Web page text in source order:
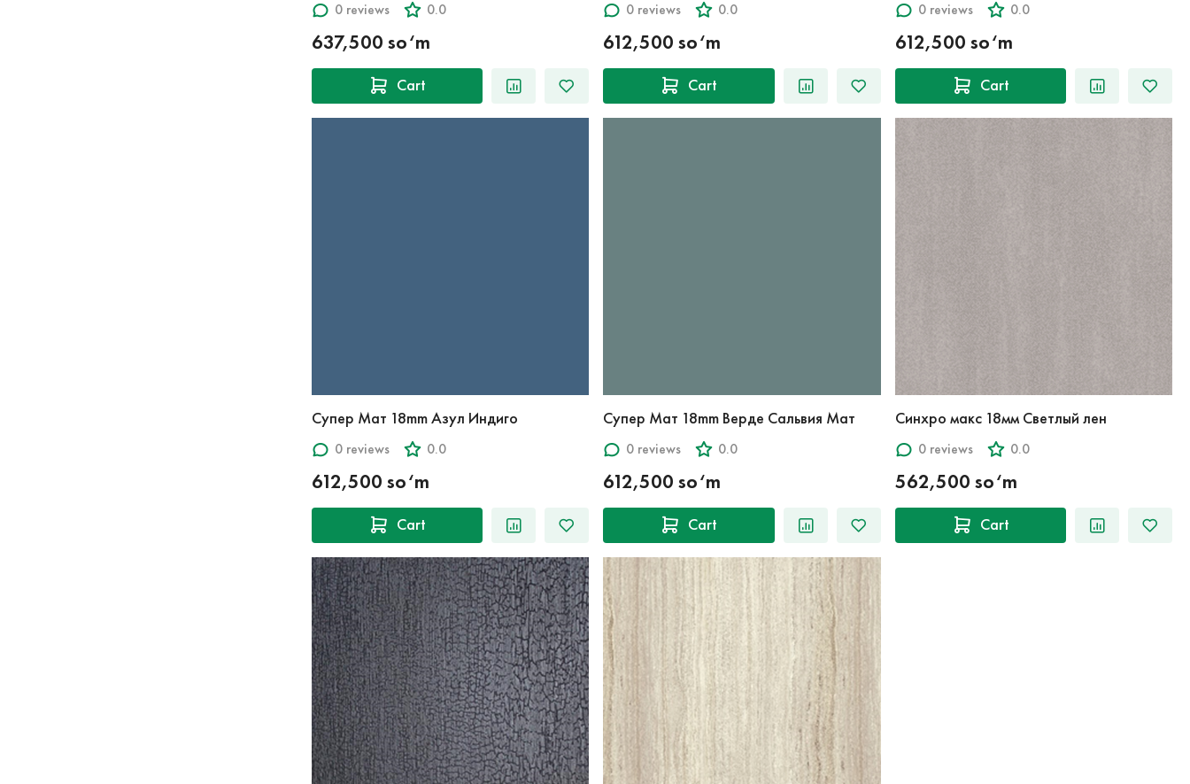
0 reviews 0.0
637,500 so‘m
Cart
0 reviews 0.0
612,500 so‘m
Cart
0 reviews 0.0
612,500 so‘m
Cart
Супер Мат 18mm Азул Индиго
0 reviews 0.0
612,500 so‘m
Cart
Супер Мат 18mm Верде Сальвия Мат
0 reviews 0.0
612,500 so‘m
Cart
Синхро макс 18мм Светлый лен
0 reviews 0.0
562,500 so‘m
Cart